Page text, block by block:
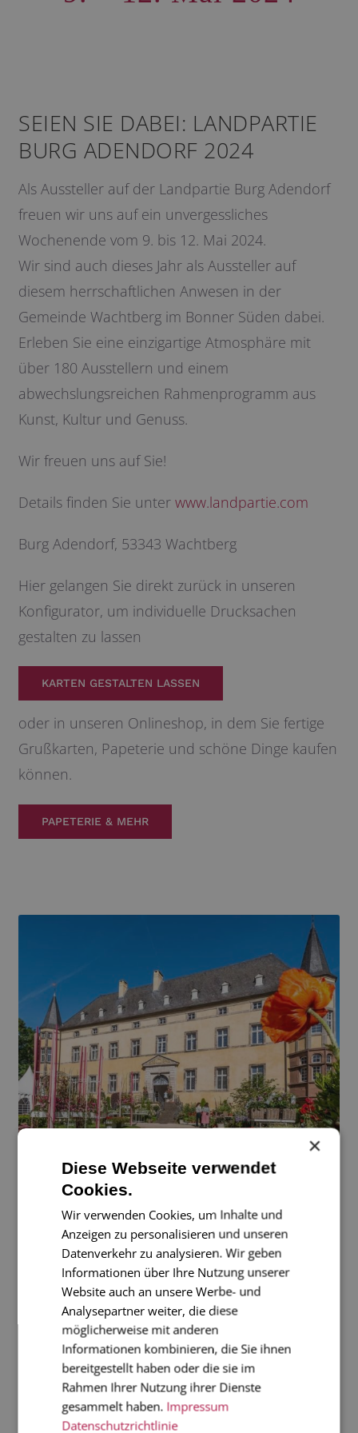
SEIEN SIE DABEI: LANDPARTIE
BURG ADENDORF 2024
Als Aussteller auf der Landpartie Burg Adendorf
freuen wir uns auf ein unvergessliches
Wochenende vom 9. bis 12. Mai 2024.
Wir sind auch dieses Jahr als Aussteller auf
diesem herrschaftlichen Anwesen in der
Gemeinde Wachtberg im Bonner Süden dabei.
Erleben Sie eine einzigartige Atmosphäre mit
über 180 Ausstellern und einem
abwechslungsreichen Rahmenprogramm aus
Kunst, Kultur und Genuss.
Wir freuen uns auf Sie!
Details finden Sie unterwww.landpartie.com
Burg Adendorf, 53343 Wachtberg
Hier gelangen Sie direkt zurück in unseren
Konfigurator, um individuelle Drucksachen
gestalten zu lassen
KARTEN GESTALTEN LASSEN
oder in unseren Onlineshop, in dem Sie fertige
Grußkarten, Papeterie und schöne Dinge kaufen
können.
PAPETERIE & MEHR
Ähnliche Beiträge
×
Diese Webseite verwendet
Cookies.
Wir verwenden Cookies, um Inhalte und
Anzeigen zu personalisieren und unseren
Datenverkehr zu analysieren. Wir geben
Informationen über Ihre Nutzung unserer
Website auch an unsere Werbe- und
Analysepartner weiter, die diese
möglicherweise mit anderen
Informationen kombinieren, die Sie ihnen
bereitgestellt haben oder die sie im
Rahmen Ihrer Nutzung ihrer Dienste
gesammelt haben. Impressum
Datenschutzrichtlinie